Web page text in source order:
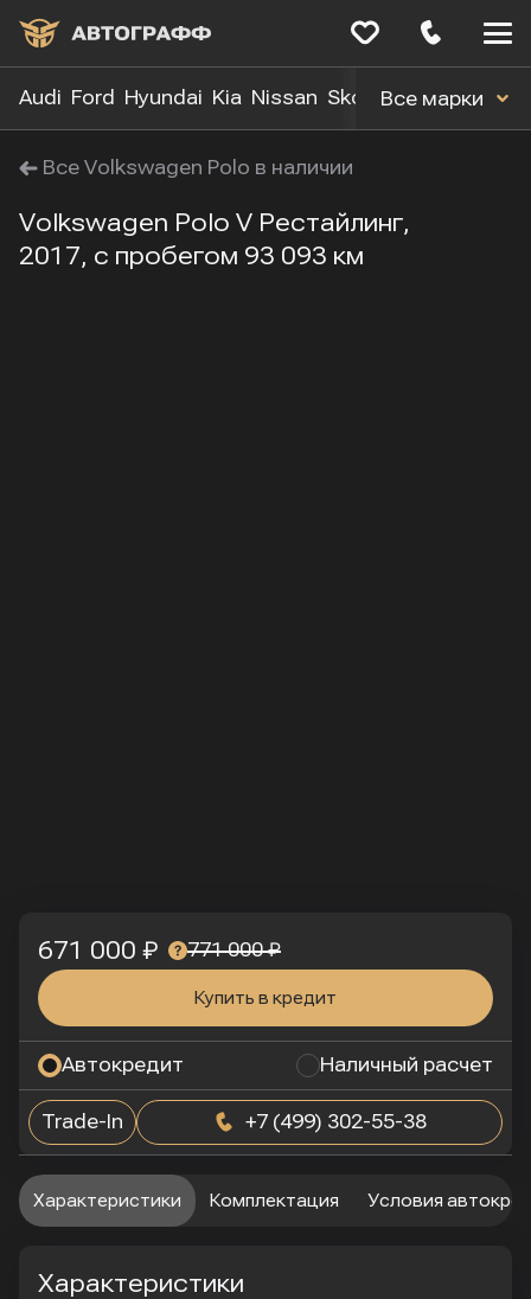
Audi Ford Hyundai Kia Nissan Skoda Toyota
Все марки
Все Volkswagen Polo в наличии
Volkswagen Polo V Рестайлинг,
2017, с пробегом 93 093 км
671 000 ₽ 771 000 ₽
Купить в кредит
Автокредит Наличный расчет
Trade-In +7 (499) 302-55-38
Характеристики Комплектация Условия
Характеристики